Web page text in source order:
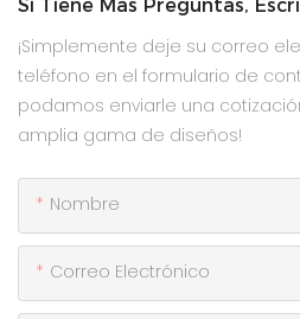
Si Tiene Más Preguntas,
¡Simplemente deje su correo
teléfono en el formulario de
podamos enviarle una
amplia gama de diseños!
Nombre
Correo Electrónico